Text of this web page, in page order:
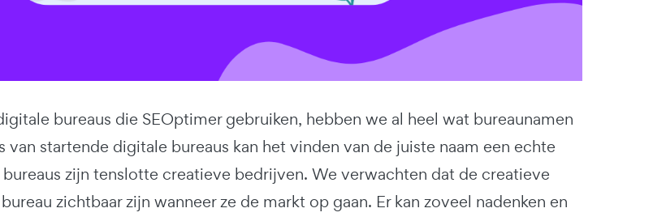
bureaus die SEOptimer gebruiken, hebben we al heel wat bureaunamen
van startende digitale bureaus kan het vinden van de juiste naam een echte
zijn tenslotte creatieve bedrijven. We verwachten dat de creatieve
zichtbaar zijn wanneer ze de markt op gaan. Er kan zoveel nadenken en